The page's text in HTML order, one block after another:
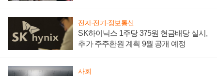
전자·전기·정보통신
SK하이닉스 1주당 375원 현금배당 실시,
추가 주주환원 계획 9월 공개 예정
사회